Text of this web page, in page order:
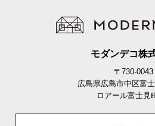
モダンデコ株
〒730-0043
広島県広島市中区富
ロアール富士見